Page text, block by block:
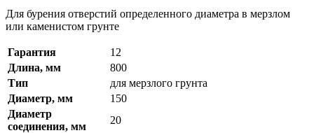
Для бурения отверстий определенного диаметра в мерзлом
или каменистом грунте
Гарантия
12
Длина, мм
800
Тип
для мерзлого грунта
Диаметр, мм
150
Диаметр
соединения, мм
20